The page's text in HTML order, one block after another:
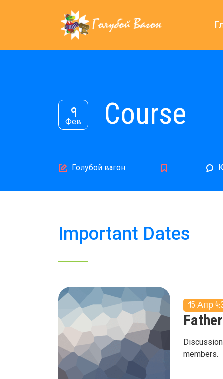
9
Фев Course
Author
Голубой вагон
Important Dates
15 Апр
members.